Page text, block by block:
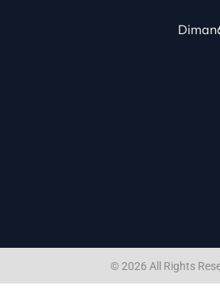
© 2026 All Rights